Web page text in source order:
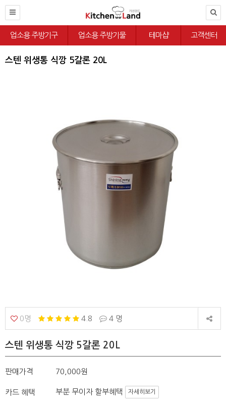
업소용 주방기구 업소용 주방기물 테마샵 고객센터
스텐 위생통 식깡 5갈론 20L
0명 4.8 4 명
스텐 위생통 식깡 5갈론 20L
판매가격 70,000원
카드 혜택 부분 무이자 할부혜택 자세히보기